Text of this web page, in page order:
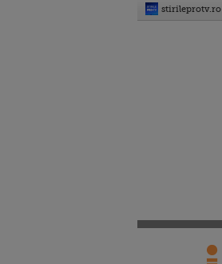
stirileprotv.ro